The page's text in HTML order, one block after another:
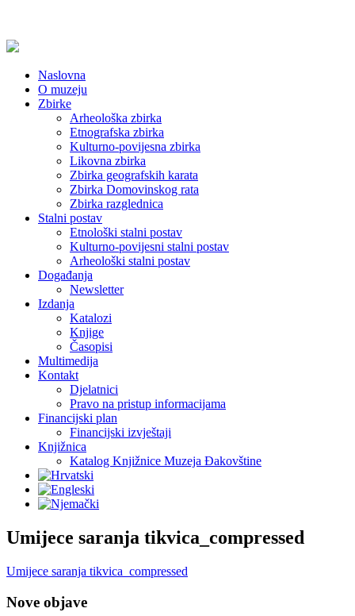
Naslovna
O muzeju
Zbirke
Arheološka zbirka
Etnografska zbirka
Kulturno-povijesna zbirka
Likovna zbirka
Zbirka geografskih karata
Zbirka Domovinskog rata
Zbirka razglednica
Stalni postav
Etnološki stalni postav
Kulturno-povijesni stalni postav
Arheološki stalni postav
Događanja
Newsletter
Izdanja
Katalozi
Knjige
Časopisi
Multimedija
Kontakt
Djelatnici
Pravo na pristup informacijama
Financijski plan
Financijski izvještaji
Knjižnica
Katalog Knjižnice Muzeja Đakovštine
Umijece saranja tikvica_compressed
Umijece saranja tikvica_compressed
Nove objave